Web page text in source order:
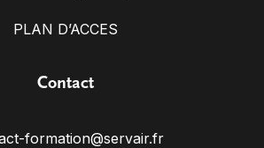
PLAN D’ACCES
Contact
formation@servair.fr